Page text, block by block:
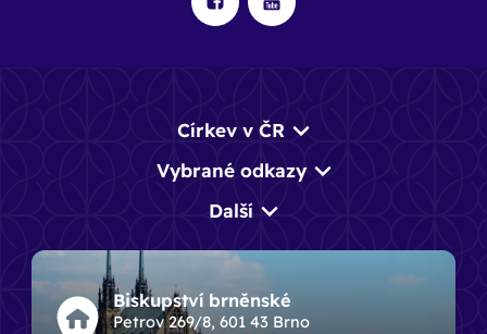
Církev v ČR
Vybrané odkazy
Další
Biskupství brněnské
Petrov 269/8, 601 43 Brno